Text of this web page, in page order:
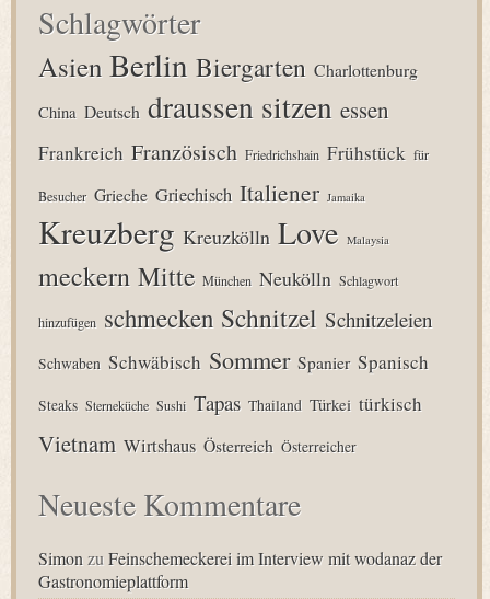
Schlagwörter
Asien Berlin Biergarten Charlottenburg
China Deutsch draussen sitzen essen
Frankreich Französisch Friedrichshain Frühstück für
Besucher Grieche Griechisch Italiener Jamaika
Kreuzberg Kreuzkölln Love Malaysia
meckern Mitte München Neukölln Schlagwort
hinzufügen schmecken Schnitzel Schnitzeleien
Schwaben Schwäbisch Sommer Spanier Spanisch
Steaks Sterneküche Sushi Tapas Thailand Türkei türkisch
Vietnam Wirtshaus Österreich Österreicher
Neueste Kommentare
Simon zuFeinschemeckerei im Interview mit wodanaz der
Gastronomieplattform